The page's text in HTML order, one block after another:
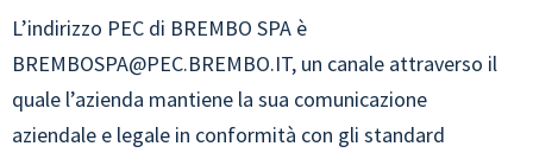
L’indirizzo PEC di BREMBO SPA è
BREMBOSPA@PEC.BREMBO.IT, un canale attraverso il
quale l’azienda mantiene la sua comunicazione
aziendale e legale in conformità con gli standard